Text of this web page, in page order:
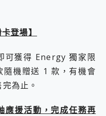
登場】
可獲得 Energy 獨家限
機贈送 1 款，有機會
為止。
應援活動，完成任務再